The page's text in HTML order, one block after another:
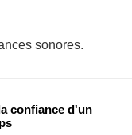
sonores.
confiance d'un